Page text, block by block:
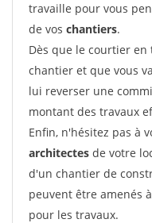
travaille pour vous
de vos chantiers.
Dès que le courtier
chantier et que vous
lui reverser une
montant des travaux
Enfin, n'hésitez pas à
architectes de votre
d'un chantier de
peuvent être amenés
pour les travaux.